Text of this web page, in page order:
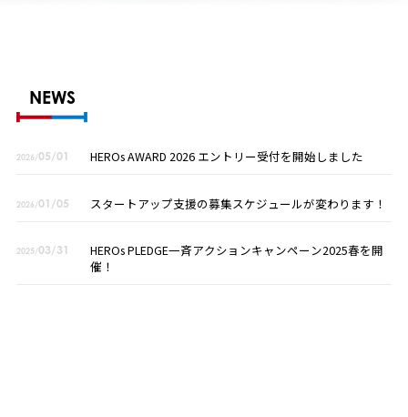
NEWS
2026/05/01 HEROs AWARD 2026 エントリー受付を開始しました
2026/01/05 スタートアップ支援の募集スケジュールが変わります！
2025/03/31
HEROs PLEDGE一斉アクションキャンペーン2025春を開
催！